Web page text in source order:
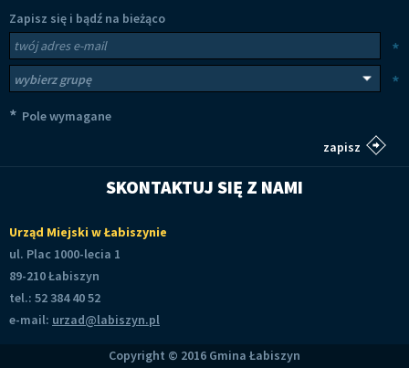
Zapisz się i bądź na bieżąco
Newsletter
*
*
* Pole wymagane
SKONTAKTUJ SIĘ Z NAMI
Urząd Miejski w Łabiszynie
ul. Plac 1000-lecia 1
89-210 Łabiszyn
tel.: 52 384 40 52
e-mail: urzad@labiszyn.pl
Copyright © 2016 Gmina Łabiszyn